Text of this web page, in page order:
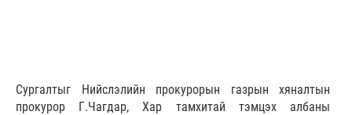
Сургалтыг Нийслэлийн прокурорын газрын хяналтын
прокурор Г.Чагдар, Хар тамхитай тэмцэх албаны